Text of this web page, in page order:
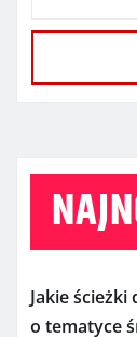
Jakie
o tematyce